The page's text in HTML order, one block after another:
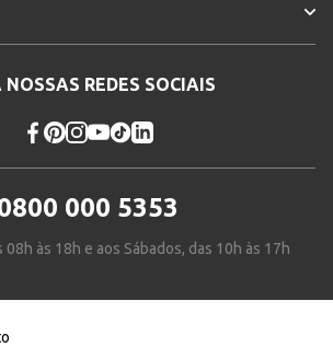
NOSSAS REDES SOCIAIS
000 5353
08h às 18h e aos Sábados, das 10h às 17h